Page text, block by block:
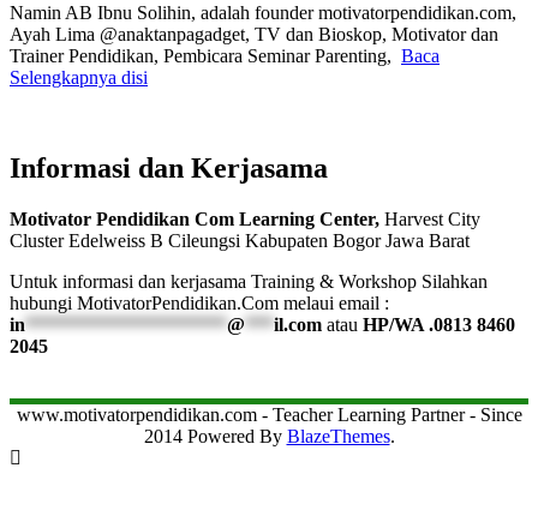
Namin AB Ibnu Solihin, adalah founder motivatorpendidikan.com,
Ayah Lima @anaktanpagadget, TV dan Bioskop, Motivator dan
Trainer Pendidikan, Pembicara Seminar Parenting, Baca
Selengkapnya disi
Informasi dan Kerjasama
Motivator Pendidikan Com Learning Center, Harvest City
Cluster Edelweiss B Cileungsi Kabupaten Bogor Jawa Barat
Untuk informasi dan kerjasama Training & Workshop Silahkan
hubungi MotivatorPendidikan.Com melaui email :
in *********************@ ***il.com atau HP/WA .0813 8460
2045
www.motivatorpendidikan.com - Teacher Learning Partner - Since
2014 Powered By BlazeThemes.